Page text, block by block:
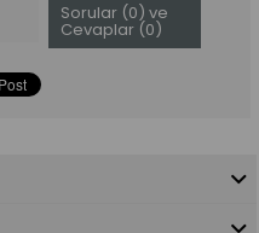
Sorular (0) ve
Cevaplar (0)